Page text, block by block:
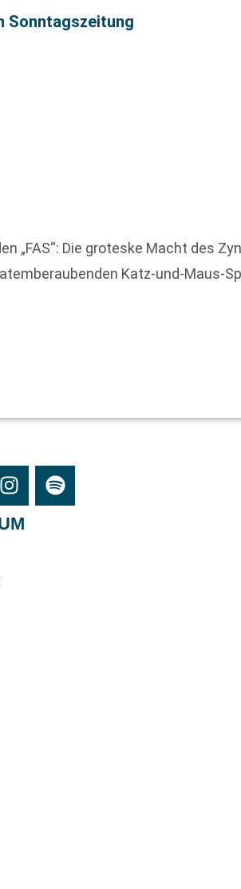
Sonntagszeitung
„FAS“: Die groteske Macht des
Katz-und-Maus-